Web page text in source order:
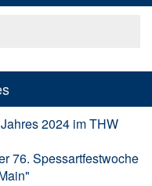
2024 im THW
76. Spessartfestwoche